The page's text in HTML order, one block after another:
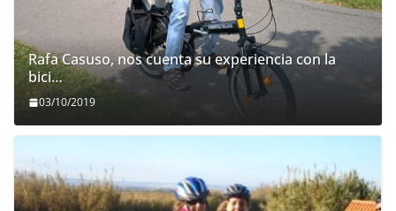
Rafa Casuso, nos cuenta su experiencia con la
bici…
03/10/2019